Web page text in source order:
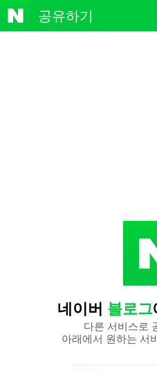
NAVE
공유하기
네이버 블로그
다른 서비스로
아래에서 원하는 서